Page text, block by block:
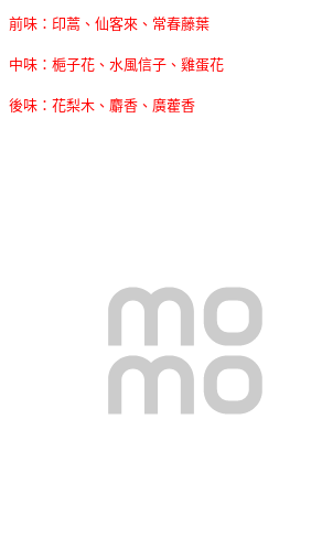
前味：印蒿、仙客來、常春藤葉
中味：梔子花、水風信子、雞蛋花
後味：花梨木、麝香、廣藿香